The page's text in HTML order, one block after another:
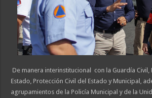
De manera interinstitucional con la Guardía Civil,
Estado, Protección Civil del Estado y Municipal,
agrupamientos de la Policía Municipal y de la